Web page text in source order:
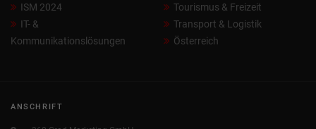
ISM 2024
IT- &
Kommunikationslösungen
Tourismus & Freizeit
Transport & Logistik
Österreich
ANSCHRIFT